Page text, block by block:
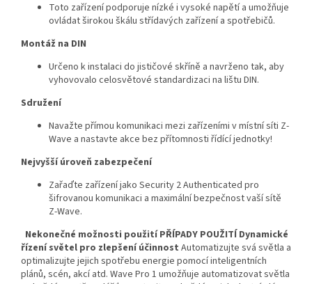
Toto zařízení podporuje nízké i vysoké napětí a umožňuje
ovládat širokou škálu střídavých zařízení a spotřebičů.
Montáž na DIN
Určeno k instalaci do jističové skříně a navrženo tak, aby
vyhovovalo celosvětové standardizaci na lištu DIN.
Sdružení
Navažte přímou komunikaci mezi zařízeními v místní síti Z-
Wave a nastavte akce bez přítomnosti řídící jednotky!
Nejvyšší úroveň zabezpečení
Zařaďte zařízení jako Security 2 Authenticated pro
šifrovanou komunikaci a maximální bezpečnost vaší sítě
Z-Wave.
Nekonečné možnosti použití PŘÍPADY POUŽITÍ Dynamické
řízení světel pro zlepšení účinnost Automatizujte svá světla a
optimalizujte jejich spotřebu energie pomocí inteligentních
plánů, scén, akcí atd. Wave Pro 1 umožňuje automatizovat světla